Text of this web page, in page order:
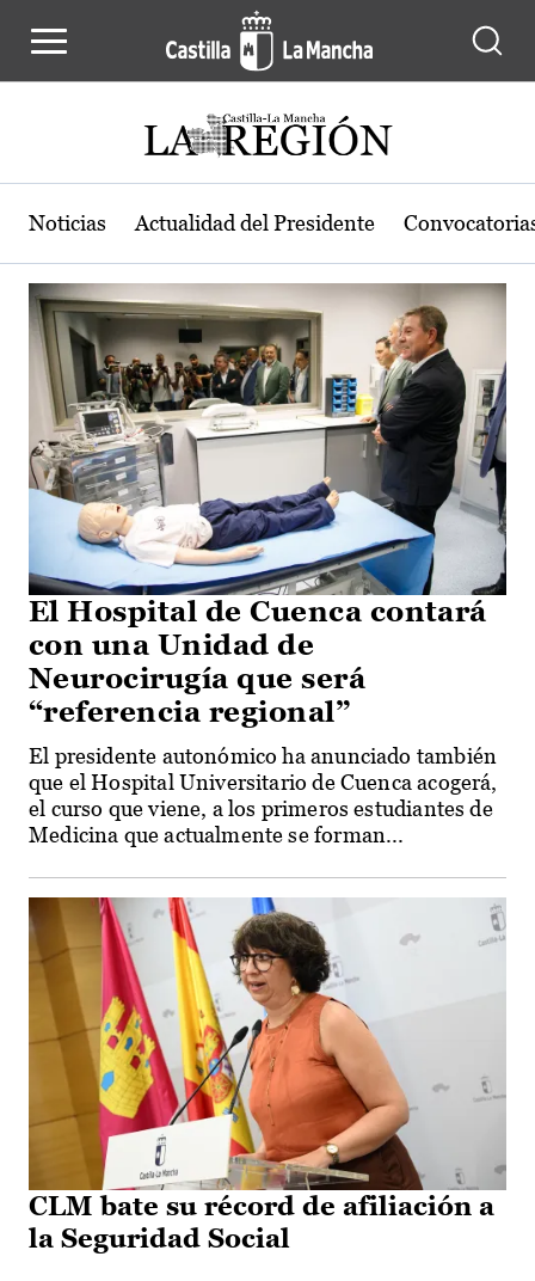
Actualidad de la región de Castilla-
Noticias Actualidad del Presidente
El Hospital de Cuenca contará
con una Unidad de
Neurocirugía que será
“referencia regional”
El presidente autonómico ha anunciado también
que el Hospital Universitario de Cuenca acogerá,
el curso que viene, a los primeros estudiantes de
Medicina que actualmente se forman...
CLM bate su récord de afiliación a
la Seguridad Social